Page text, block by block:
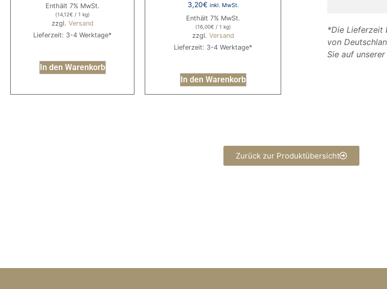
Enthält 7% MwSt.
(14,12€ / 1 kg)
zzgl. Versand
Lieferzeit: 3-4 Werktage*
In den Warenkorb
3,20€ inkl. MwSt.
Enthält 7% MwSt.
(16,00€ / 1 kg)
zzgl. Versand
Lieferzeit: 3-4 Werktage*
In den Warenkorb
*Die Lieferzeit
von
Sie auf
Zurück zur Produktübersicht